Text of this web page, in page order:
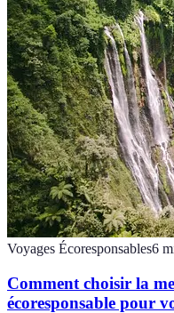
Voyages Écoresponsables6
Comment choisir la
écoresponsable pour